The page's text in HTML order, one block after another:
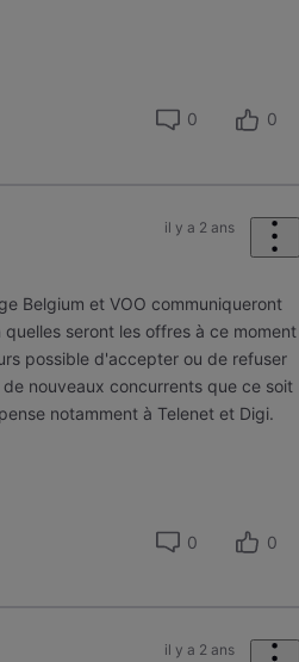
0 0
il y a 2 ans
Belgium et VOO communiqueront
seront les offres à ce moment
possible d'accepter ou de refuser
nouveaux concurrents que ce soit
notamment à Telenet et Digi.
0 0
il y a 2 ans